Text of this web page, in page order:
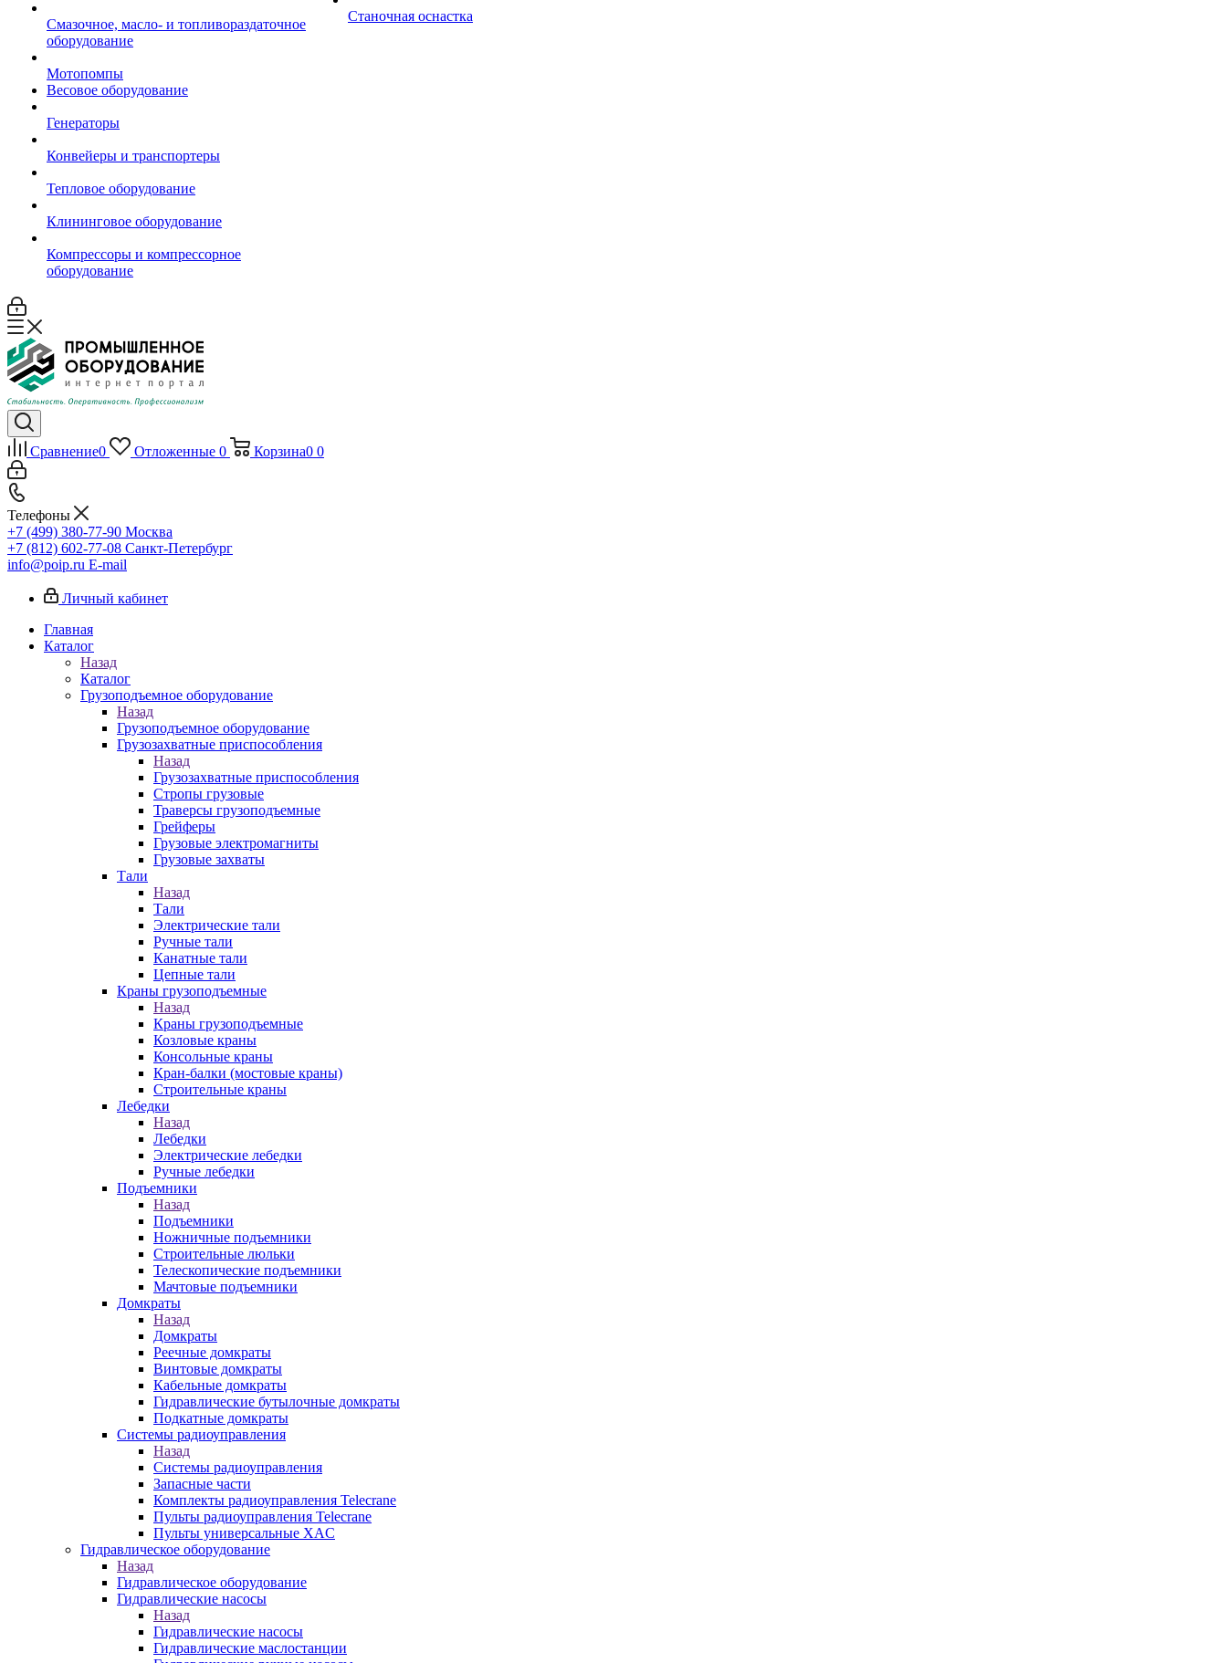
Смазочное, масло- и топливораздаточное
оборудование
Мотопомпы
Весовое оборудование
Генераторы
Конвейеры и транспортеры
Тепловое оборудование
Клининговое оборудование
Компрессоры и компрессорное
оборудование
Станочная оснастка
Сравнение0 Отложенные 0 Корзина0 0
Телефоны
+7 (499) 380-77-90 Москва
+7 (812) 602-77-08 Санкт-Петербург
info@poip.ru E-mail
Личный кабинет
Главная
Каталог
Назад
Каталог
Грузоподъемное оборудование
Назад
Грузоподъемное оборудование
Грузозахватные приспособления
Назад
Грузозахватные приспособления
Стропы грузовые
Траверсы грузоподъемные
Грейферы
Грузовые электромагниты
Грузовые захваты
Тали
Назад
Тали
Электрические тали
Ручные тали
Канатные тали
Цепные тали
Краны грузоподъемные
Назад
Краны грузоподъемные
Козловые краны
Консольные краны
Кран-балки (мостовые краны)
Строительные краны
Лебедки
Назад
Лебедки
Электрические лебедки
Ручные лебедки
Подъемники
Назад
Подъемники
Ножничные подъемники
Строительные люльки
Телескопические подъемники
Мачтовые подъемники
Домкраты
Назад
Домкраты
Реечные домкраты
Винтовые домкраты
Кабельные домкраты
Гидравлические бутылочные домкраты
Подкатные домкраты
Системы радиоуправления
Назад
Системы радиоуправления
Запасные части
Комплекты радиоуправления Telecrane
Пульты радиоуправления Telecrane
Пульты универсальные XAC
Гидравлическое оборудование
Назад
Гидравлическое оборудование
Гидравлические насосы
Назад
Гидравлические насосы
Гидравлические маслостанции